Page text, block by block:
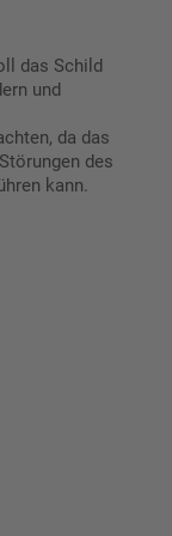
das Schild
und
da das
des
kann.